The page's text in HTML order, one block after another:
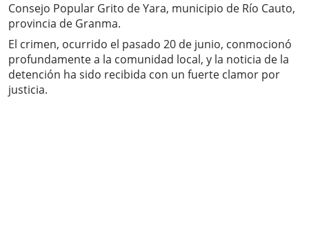
Consejo Popular Grito de Yara, municipio de Río Cauto,
provincia de Granma.
El crimen, ocurrido el pasado 20 de junio, conmocionó
profundamente a la comunidad local, y la noticia de la
detención ha sido recibida con un fuerte clamor por
justicia.